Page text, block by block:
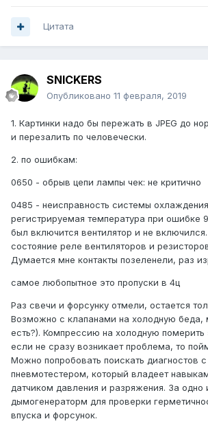
Цитата
SNICKERS
Опубликовано 11 февраля, 2019
1. Картинки надо бы пережать в JPEG до
и перезалить по человечески.
2. по ошибкам:
0650 - обрыв цепи лампы чек: не критично
0485 - неисправность системы
регистрируемая температура при ошибке
был включится вентилятор и не
состояние реле вентиляторов и
Думается мне контакты позеленели, раз
самое любопытное это пропуски в 4ц
Раз свечи и форсунку отмели, остается
Возможно с клапанами на холодную беда,
есть?). Компрессию на холодную померить
если не сразу возникает проблема, то
Можно попробовать поискать диагностов
пневмотестером, который владеет
датчиком давления и разряжения. За одно
дымогенераторм для проверки
впуска и форсунок.